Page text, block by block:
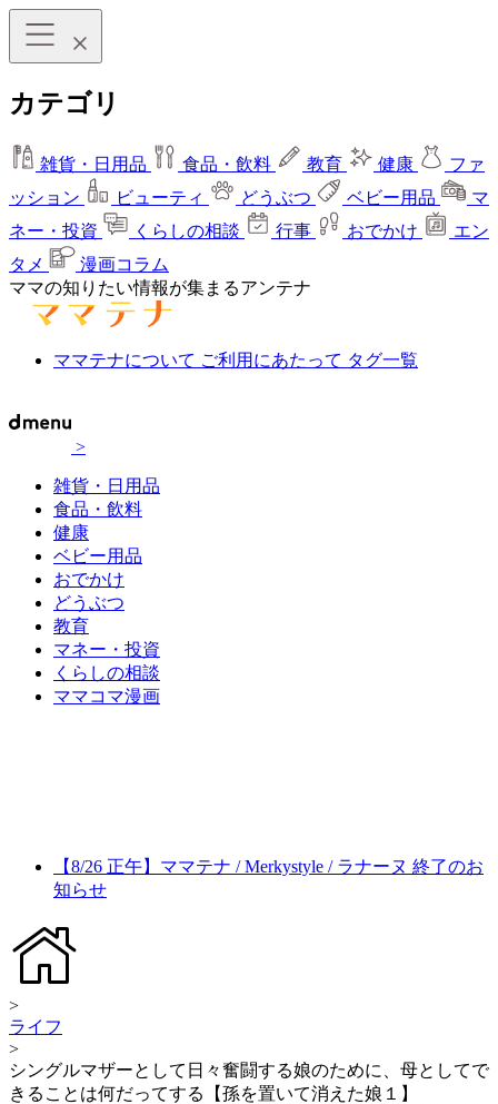
カテゴリ
雑貨・日用品 食品・飲料 教育 健康
ファ
ッション
ビューティ どうぶつ ベビー用品
マ
ネー・投資
くらしの相談 行事 おでかけ
エン
タメ
漫画コラム
ママの知りたい情報が集まるアンテナ
ママテナについて ご利用にあたって タグ一覧
>
雑貨・日用品
食品・飲料
健康
ベビー用品
おでかけ
どうぶつ
教育
マネー・投資
くらしの相談
ママコマ漫画
【8/26 正午】ママテナ / Merkystyle / ラナーヌ 終了のお
知らせ
>
ライフ
>
シングルマザーとして日々奮闘する娘のために、母としてで
きることは何だってする【孫を置いて消えた娘１】